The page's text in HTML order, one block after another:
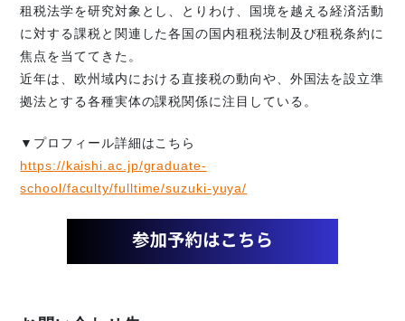
租税法学を研究対象とし、とりわけ、国境を越える経済活動
に対する課税と関連した各国の国内租税法制及び租税条約に
焦点を当ててきた。
近年は、欧州域内における直接税の動向や、外国法を設立準
拠法とする各種実体の課税関係に注目している。
▼プロフィール詳細はこちら
https://kaishi.ac.jp/graduate-
school/faculty/fulltime/suzuki-yuya/